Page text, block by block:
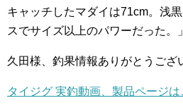
キャッチしたマダイは71cm。浅
スでサイズ以上のパワーだった。」
久田様、釣果情報ありがとうござ
タイジグ 実釣動画、製品ページは